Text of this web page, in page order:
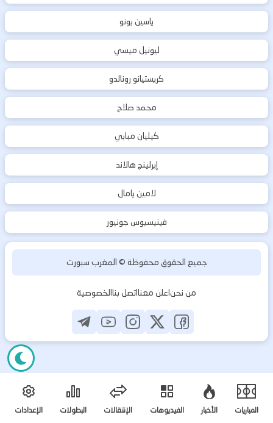
ياسين بونو
ليونيل ميسي
كريستيانو رونالدو
محمد صلاح
كيليان مبابي
إيرلينج هالاند
لامين يامال
فينيسيوس جونيور
جميع الحقوق محفوظة ©المغرب سبورت
من نحناعلن معنااتصل بناالخصوصية
المباريات الأخبار الفيديوهات الإنتقالات البطولات الإعدادات